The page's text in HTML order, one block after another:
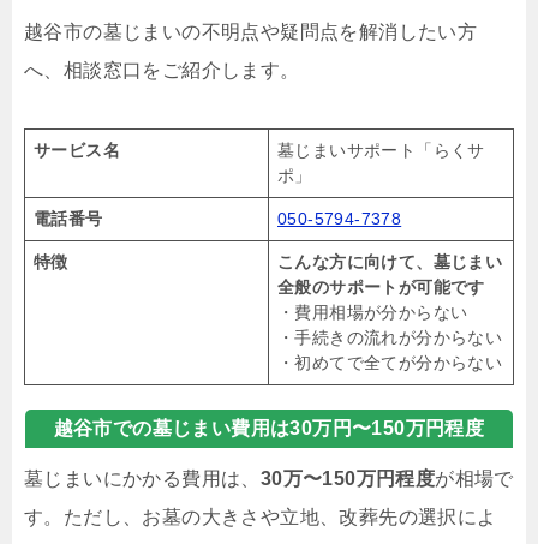
越谷市の墓じまいの不明点や疑問点を解消したい方
へ、相談窓口をご紹介します。
サービス名
墓じまいサポート「らくサ
ポ」
電話番号 050-5794-7378
特徴
こんな方に向けて、墓じまい
全般のサポートが可能です
・費用相場が分からない
・手続きの流れが分からない
・初めてで全てが分からない
越谷市での墓じまい費用は30万円〜150万円程度
墓じまいにかかる費用は、 30万〜150万円程度が相場で
す。ただし、お墓の大きさや立地、改葬先の選択によ